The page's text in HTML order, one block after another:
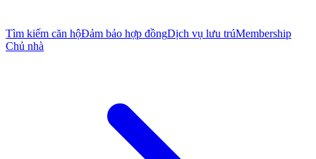
Tìm kiếm căn hộĐảm bảo hợp đồngDịch vụ lưu trúMembership
Chủ nhà